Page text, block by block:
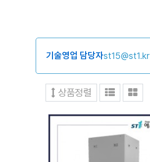
기술영업 담당자st15@st1.kr
상품정렬